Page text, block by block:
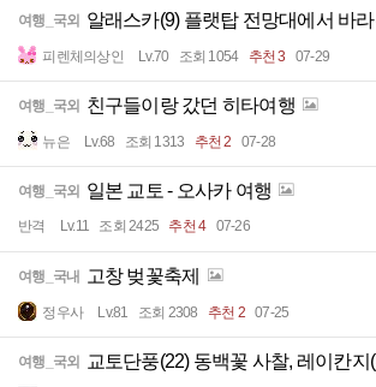
여행_국외 알래스카(9) 플랫탑 전망대에서 바
피렌체의상인 Lv.70 조회 1054 추천 3 07-29
여행_국외 친구들이랑 갔던 히타여행
뉴은 Lv.68 조회 1313 추천 2 07-28
여행_국외 일본 교토 - 오사카 여행
반격 Lv.11 조회 2425 추천 4 07-26
여행_국내 고창 벚꽃축제
정우사 Lv.81 조회 2308 추천 2 07-25
여행_국외 교토단풍(22) 동백꽃 사찰, 레이칸지